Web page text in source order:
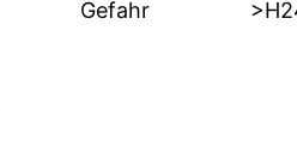
Gefahr